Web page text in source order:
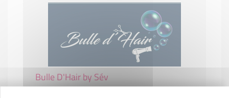
Bulle D'Hair by Sév
Salon de Coiffure Barbier & Bien-être